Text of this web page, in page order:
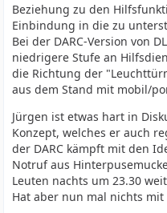
Beziehung zu den
Einbindung in die zu
Bei der DARC-Version von
niedrigere Stufe an
die Richtung der
aus dem Stand mit mobil/
Jürgen ist etwas hart in
Konzept, welches er auch
der DARC kämpft mit den
Notruf aus
Leuten nachts um 23.30
Hat aber nun mal nichts